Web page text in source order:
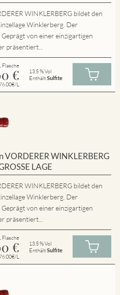
WINKLERBERG bildet den
Winklerberg. Der
von einer einzigartigen
präsentiert...
Flasche
€
L
13.5 % Vol
EnthältSulfite
VORDERER WINKLERBERG
LAGE
WINKLERBERG bildet den
Winklerberg. Der
von einer einzigartigen
präsentiert...
Flasche
€
L
13.5 % Vol
EnthältSulfite